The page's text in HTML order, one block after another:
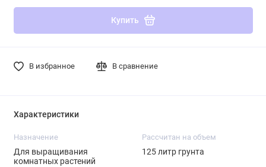
Купить
В избранное В сравнение
Характеристики
Назначение
Для выращивания
комнатных растений
Рассчитан на объем
125 литр грунта